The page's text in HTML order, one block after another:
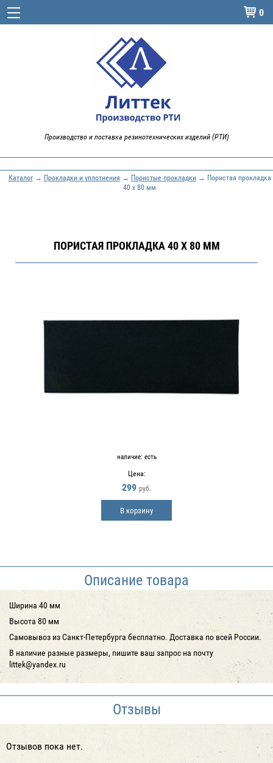
 0
Производство и поставка резинотехнических изделий (РТИ)
Каталог→ Прокладки и уплотнения → Пористые прокладки→ Пористая прокладка
40 x 80 мм
ПОРИСТАЯ ПРОКЛАДКА 40 X 80 ММ
наличие: есть
Цена:
299 руб.
В корзину
Описание товара
Ширина 40 мм
Высота 80 мм
Самовывоз из Санкт-Петербурга бесплатно. Доставка по всей России.
В наличие разные размеры, пишите ваш запрос на почту
littek@yandex.ru
Отзывы
Отзывов пока нет.